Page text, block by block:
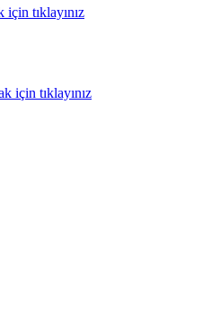
tıklayınız
için tıklayınız